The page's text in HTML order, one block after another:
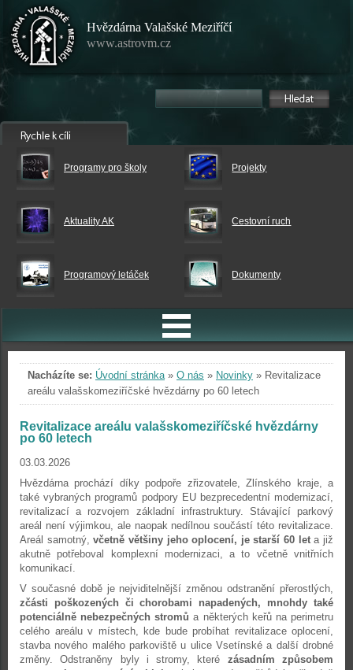
Hvězdárna Valašské Meziříčí
www.astrovm.cz
Programy pro školy Projekty
Aktuality AK Cestovní ruch
Programový letáček Dokumenty
Nacházíte se: Úvodní stránka» O nás » Novinky » Revitalizace
areálu valašskomeziříčské hvězdárny po 60 letech
Revitalizace areálu valašskomeziříčské hvězdárny
po 60 letech
03.03.2026
Hvězdárna prochází díky podpoře zřizovatele, Zlínského kraje, a
také vybraných programů podpory EU bezprecedentní modernizací,
revitalizací a rozvojem základní infrastruktury. Stávající parkový
areál není výjimkou, ale naopak nedílnou součástí této revitalizace.
Areál samotný,včetně většiny jeho oplocení, je starší 60 leta již
akutně potřeboval komplexní modernizaci, a to včetně vnitřních
komunikací.
V současné době je nejviditelnější změnou odstranění přerostlých,
zčásti poškozených či chorobami napadených, mnohdy také
potenciálně nebezpečných stromů a některých keřů na perimetru
celého areálu v místech, kde bude probíhat revitalizace oplocení,
stavba nového malého parkoviště u ulice Vsetínské a další drobné
změny. Odstraněny byly i stromy, které zásadním způsobem